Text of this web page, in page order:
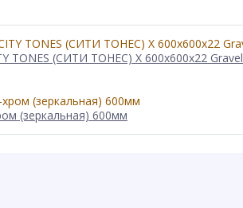
TONES (CИТИ ТОНЕС) X 600x600x22 Gravel
(зеркальная) 600мм